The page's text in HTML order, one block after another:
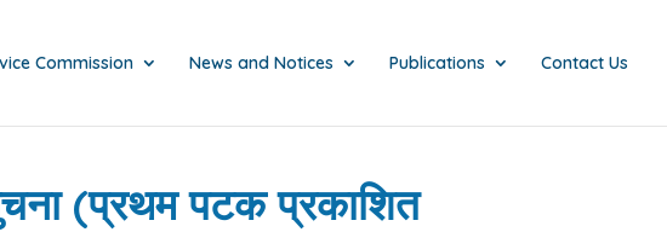
Commission News and Notices Publications Contact Us
(प्रथम पटक प्रकाशित